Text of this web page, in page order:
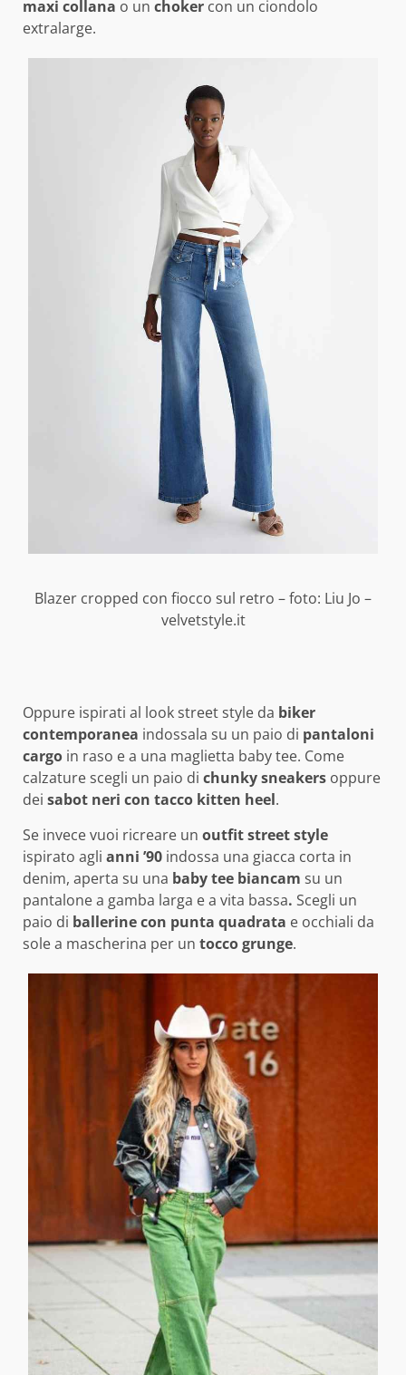
maxi collana o un choker con un ciondolo
extralarge.
Blazer cropped con fiocco sul retro – foto: Liu Jo –
velvetstyle.it
Oppure ispirati al look street style da biker
contemporanea indossala su un paio di pantaloni
cargo in raso e a una maglietta baby tee. Come
calzature scegli un paio di chunky sneakers oppure
dei sabot neri con tacco kitten heel.
Se invece vuoi ricreare un outfit street style
ispirato agli anni ’90 indossa una giacca corta in
denim, aperta su una baby tee biancam su un
pantalone a gamba larga e a vita bassa. Scegli un
paio di ballerine con punta quadrata e occhiali da
sole a mascherina per un tocco grunge.